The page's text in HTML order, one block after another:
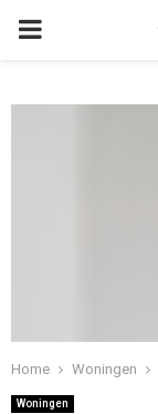
PRIMARY
Home Woningen
Woningen